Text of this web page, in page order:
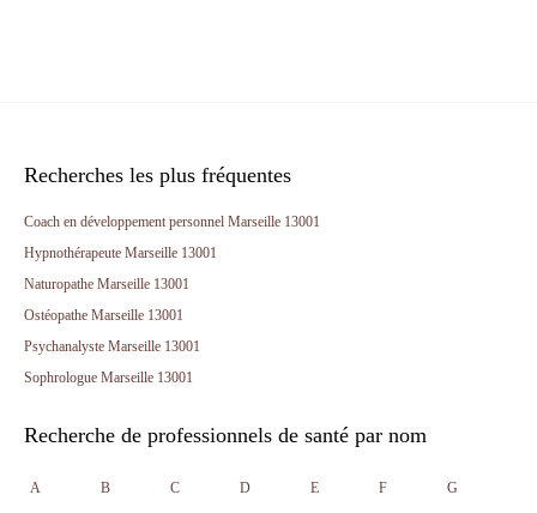
Recherches les plus fréquentes
Coach en développement personnel Marseille 13001
Hypnothérapeute Marseille 13001
Naturopathe Marseille 13001
Ostéopathe Marseille 13001
Psychanalyste Marseille 13001
Sophrologue Marseille 13001
Recherche de professionnels de santé par nom
A B C D E F G